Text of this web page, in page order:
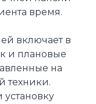
время.
включает в
и плановые
на
техники.